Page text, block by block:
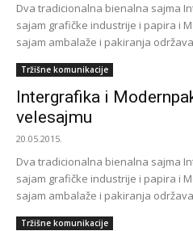
Dva tradicionalna bienalna sajma
sajam grafičke industrije i papira i
sajam ambalaže i pakiranja
Tržišne komunikacije
Intergrafika i
velesajmu
20.05.2015.
Dva tradicionalna bienalna sajma
sajam grafičke industrije i papira i
sajam ambalaže i pakiranja
Tržišne komunikacije